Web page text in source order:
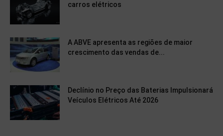
carros elétricos
A ABVE apresenta as regiões de maior
crescimento das vendas de...
Declínio no Preço das Baterias Impulsionará
Veículos Elétricos Até 2026